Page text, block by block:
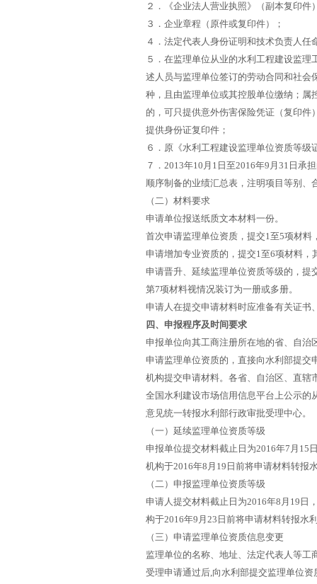
２．《企业法人营业执照》（副本复印
３．企业章程（原件或复印件）；
４．法定代表人身份证明和技术负责人任
５．在监理单位从业的水利工程建设监
述人员与监理单位签订的劳动合同和社会
种，且由监理单位或其控股单位缴纳；属
的，可只提供意外伤害保险凭证（复印
提供身份证复印件；
６．原《水利工程建设监理单位资质等级
７．2013年10月1日至2016年9月31日承
顺序制备的业绩汇总表，注明项目等别、
（二）材料要求
申请单位报送纸质文本材料一份。
首次申请监理单位资质，提交1至5项材
申请增加专业资质的，提交1至6项材料
申请晋升、延续监理单位资质等级的，提
第7项材料视情况装订为一册或多册。
申请人在提交申请材料时应准备有关证书
四、申报程序及时间要求
申报单位向其工商注册所在地的省、自治
申请监理单位资质的，直接向水利部提交
机构提交申请材料。各省、自治区、直辖
全国水利建设市场信用信息平台上公示的
意见统一转报水利部行政审批受理中心。
（一）延续监理单位资质等级
申报单位提交材料截止日为2016年7月15
机构于2016年8月19日前将申请材料转报
（二）申报监理单位资质等级
申请人提交材料截止日为2016年8月19日
构于2016年9月23日前将申请材料转报水
（三）申请监理单位资质信息变更
监理单位的名称、地址、法定代表人等
受理申请通过后,向水利部提交监理单位